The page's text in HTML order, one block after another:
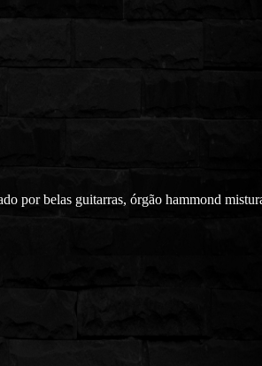
por belas guitarras, órgão hammond